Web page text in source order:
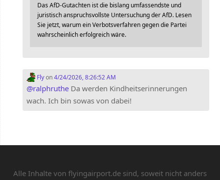
Das AfD-Gutachten ist die bislang umfassendste und
juristisch anspruchsvollste Untersuchung der AfD. Lesen
Sie jetzt, warum ein Verbotsverfahren gegen die Partei
wahrscheinlich erfolgreich wäre.
Flyon4/24/2026, 8:26:52 AM
@ralphrutheDa werden Kindheitserinnerungen
wach. Ich bin sowas von dabei!
Alle Inhalte von flyingairport.de sind, soweit nicht anders